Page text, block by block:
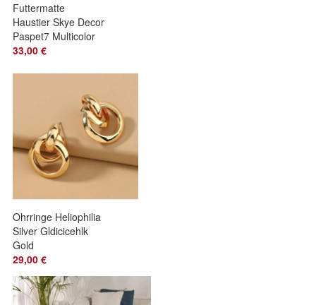
Futtermatte
Haustier Skye Decor
Paspet7 Multicolor
33,00 €
Ohrringe Heliophilia
Silver Gldicicehlk
Gold
29,00 €